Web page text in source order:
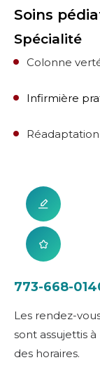
Soins
Spécialité
773-668-
Les rendez-
sont assujettis
des horaires.